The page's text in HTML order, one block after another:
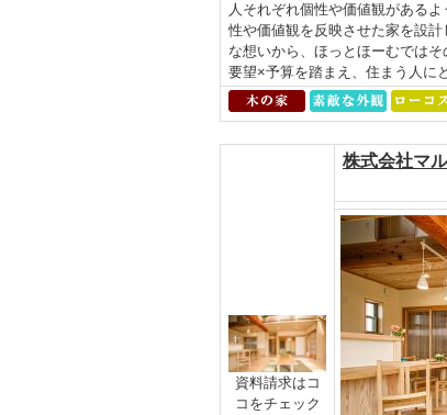
人それぞれ個性や価値観がある
性や価値観を反映させた家を設
な想いから、ほっとほーむでは
要望×予算を踏まえ、住まう人に
資料請求はコ
コをチェック
株式会社マ